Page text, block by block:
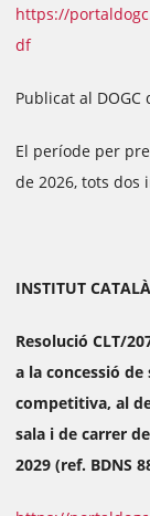
https://
df
Publicat al DOGC
El període per
de 2026, tots dos
INSTITUT
Resolució CLT/
a la concessió
competitiva, al
sala i de carrer
2029 (ref. BDNS